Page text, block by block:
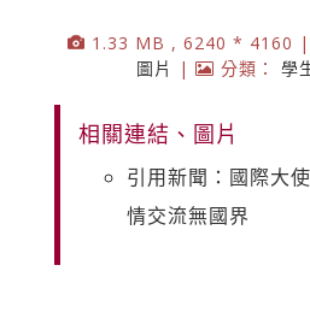
1.33 MB , 6240 * 4160 |
圖片
| 分類： 學
相關連結、圖片
引用新聞：國際大
情交流無國界